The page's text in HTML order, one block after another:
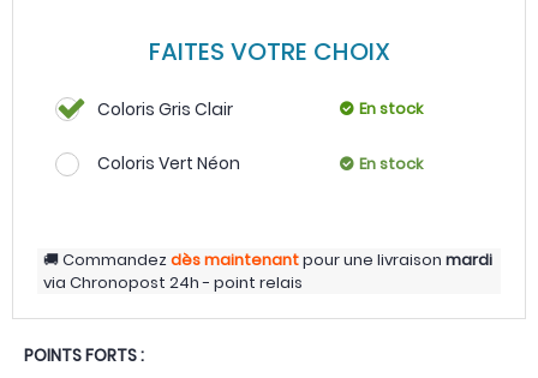
FAITES VOTRE CHOIX
Coloris Gris Clair En stock
Coloris Vert Néon En stock
Commandezdès maintenantpour une livraison mardi
via Chronopost 24h - point relais
POINTS FORTS :